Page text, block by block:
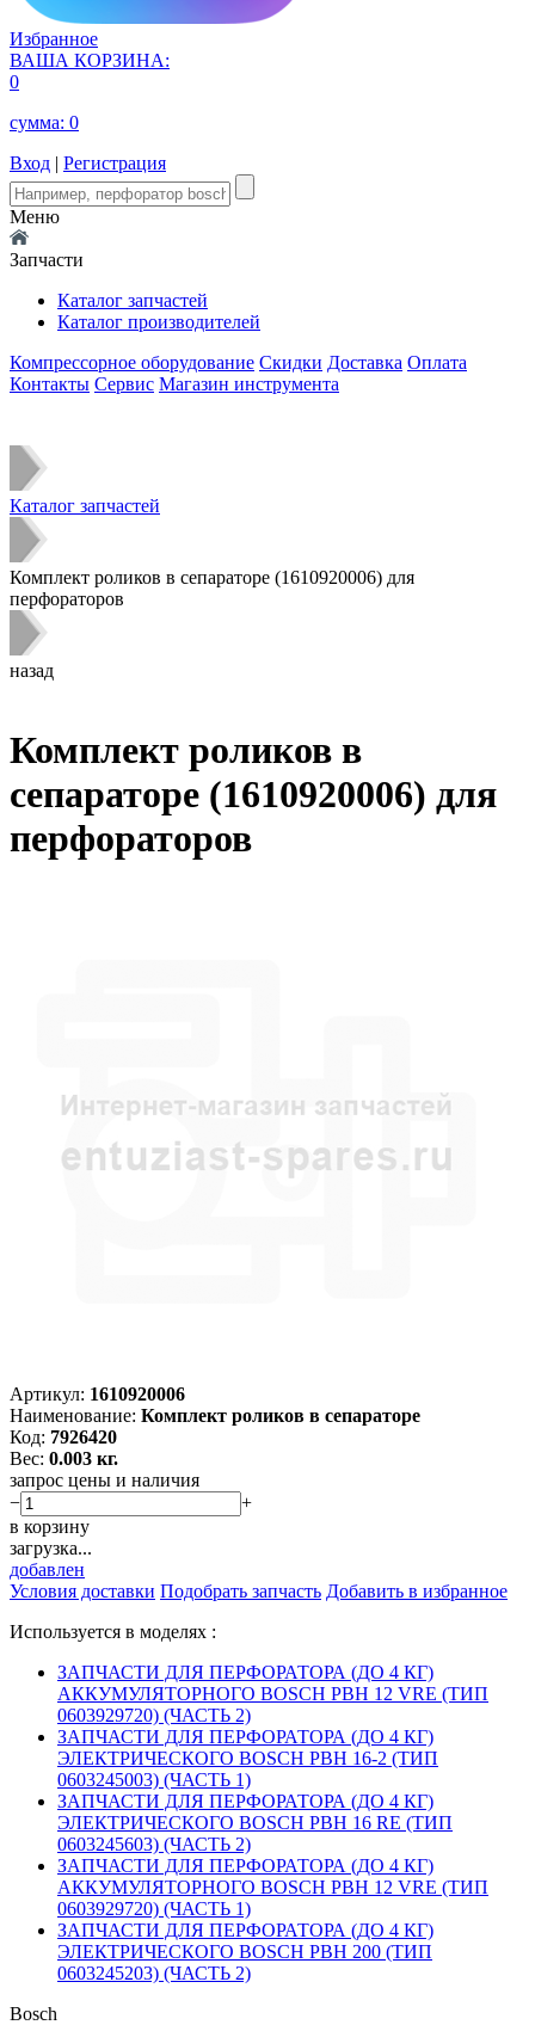
Избранное
ВАША КОРЗИНА:
0
сумма: 0
Вход | Регистрация
Меню
Запчасти
Каталог запчастей
Каталог производителей
Компрессорное оборудование Скидки Доставка Оплата
Контакты Сервис Магазин инструмента
Каталог запчастей
Комплект роликов в сепараторе (1610920006) для
перфораторов
назад
Комплект роликов в
сепараторе (1610920006) для
перфораторов
Артикул: 1610920006
Наименование: Комплект роликов в сепараторе
Код: 7926420
Вес: 0.003 кг.
запрос цены и наличия
−
+
в корзину
загрузка...
добавлен
Условия доставки Подобрать запчасть Добавить в избранное
Используется в моделях :
ЗАПЧАСТИ ДЛЯ ПЕРФОРАТОРА (ДО 4 КГ)
АККУМУЛЯТОРНОГО BOSCH PBH 12 VRE (ТИП
0603929720) (ЧАСТЬ 2)
ЗАПЧАСТИ ДЛЯ ПЕРФОРАТОРА (ДО 4 КГ)
ЭЛЕКТРИЧЕСКОГО BOSCH PBH 16-2 (ТИП
0603245003) (ЧАСТЬ 1)
ЗАПЧАСТИ ДЛЯ ПЕРФОРАТОРА (ДО 4 КГ)
ЭЛЕКТРИЧЕСКОГО BOSCH PBH 16 RE (ТИП
0603245603) (ЧАСТЬ 2)
ЗАПЧАСТИ ДЛЯ ПЕРФОРАТОРА (ДО 4 КГ)
АККУМУЛЯТОРНОГО BOSCH PBH 12 VRE (ТИП
0603929720) (ЧАСТЬ 1)
ЗАПЧАСТИ ДЛЯ ПЕРФОРАТОРА (ДО 4 КГ)
ЭЛЕКТРИЧЕСКОГО BOSCH PBH 200 (ТИП
0603245203) (ЧАСТЬ 2)
Bosch